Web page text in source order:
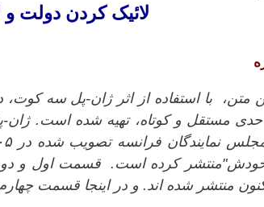
لائیک کردن دولت و
متن، با استفاده از اثر ژان-پل سه
مستقل و کوتاه، تهیه شده است.
کنون منتشر شده اند. و در اینجا قسمت